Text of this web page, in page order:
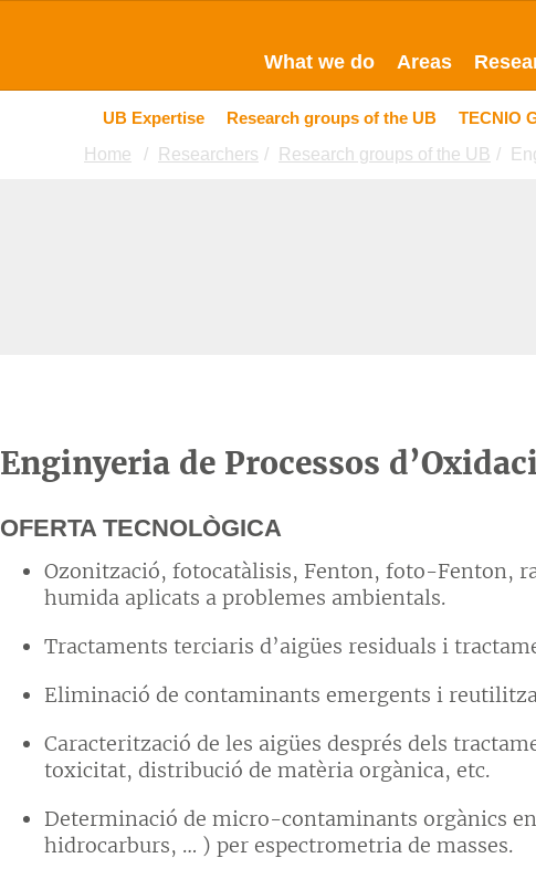
What we do Areas
UB Expertise Research groups of the UB TECNIO
Home
Researchers Research groups of the UB
Enginyeria de Processos
OFERTA TECNOLÒGICA
Ozonització, fotocatàlisis, Fenton, foto-Fenton,
humida aplicats a problemes ambientals.
Tractaments terciaris d’aigües residuals i
Eliminació de contaminants emergents i
Caracterització de les aigües després dels
toxicitat, distribució de matèria orgànica, etc.
Determinació de micro-contaminants orgànics
hidrocarburs, … ) per espectrometria de masses.